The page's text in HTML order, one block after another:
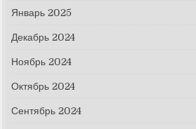
Январь 2025
Декабрь 2024
Ноябрь 2024
Октябрь 2024
Сентябрь 2024